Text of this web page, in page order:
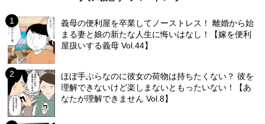
義母の便利屋を卒業してノーストレス！ 離婚から始
まる妻と娘の新たな人生に悔いはなし！【嫁を便利
屋扱いする義母 Vol.44】
ほぼ手ぶらなのに彼女の荷物は持ちたくない？ 彼を
理解できないけど楽しまないともったいない！【あ
なたが理解できません Vol.8】